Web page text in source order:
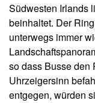
Südwesten Irlands
beinhaltet. Der
unterwegs immer
so dass Busse den
Uhrzeigersinn
entgegen, würden